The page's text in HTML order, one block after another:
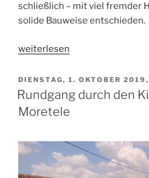
schließlich – mit viel fremder
solide Bauweise entschieden.
„Zu
in
Kwarriekraal“
weiterlesen
VERÖFFENTLICHT
AM
DIENSTAG, 1. OKTOBER
Rundgang durch den
Moretele